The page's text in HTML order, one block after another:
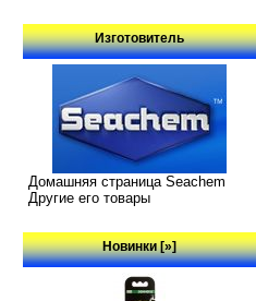
Изготовитель
Домашняя страница Seachem
Другие его товары
Новинки [»]